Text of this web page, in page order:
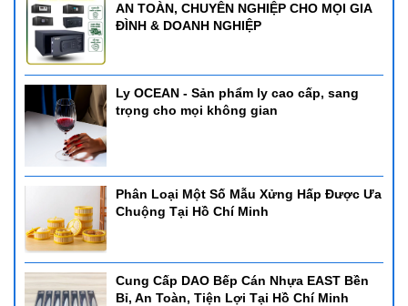
AN TOÀN, CHUYÊN NGHIỆP CHO MỌI GIA
ĐÌNH & DOANH NGHIỆP
Ly OCEAN - Sản phẩm ly cao cấp, sang
trọng cho mọi không gian
Phân Loại Một Số Mẫu Xửng Hấp Được Ưa
Chuộng Tại Hồ Chí Minh
Cung Cấp DAO Bếp Cán Nhựa EAST Bền
Bỉ, An Toàn, Tiện Lợi Tại Hồ Chí Minh